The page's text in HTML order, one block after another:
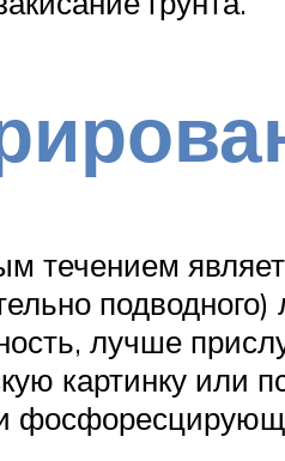
течением
лучше
картинку или